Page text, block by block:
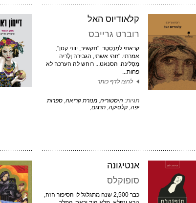
קלאודיוס האל
רוברט גרייבס
קראתי למְנֶסְטֶר. "תקשיב, יווני קטן",
אמרתי. "זוהי אשתי, הגבירה וָלֶריה
מֶסָלינה. הסנאט... רוחש לה הערכה לא
פחות...
לחצו לדף כותר
תגיות: היסטוריה, מנורת קריאה, ספרות
יפה, קלסיקה, תרגום,
אנטיגונה
סופוקלס
כבר 2,500 שנה מתגלגל לו הסיפור הזה,